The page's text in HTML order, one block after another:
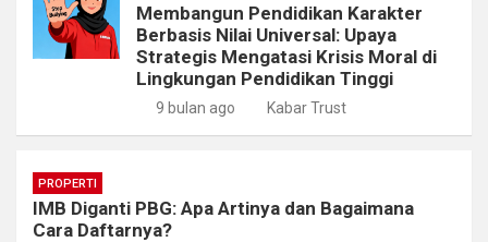
Membangun Pendidikan Karakter
Berbasis Nilai Universal: Upaya
Strategis Mengatasi Krisis Moral di
Lingkungan Pendidikan Tinggi
9 bulan ago Kabar Trust
PROPERTI
IMB Diganti PBG: Apa Artinya dan Bagaimana
Cara Daftarnya?